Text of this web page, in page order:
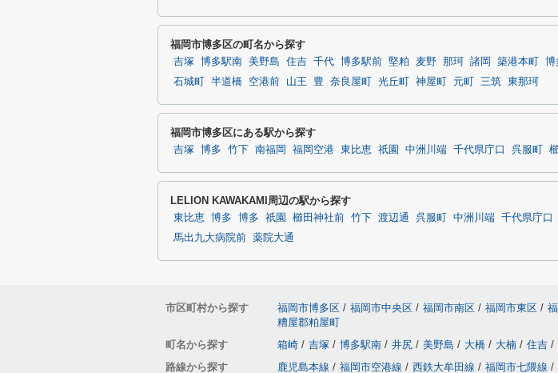
福岡市博多区の町名から探す
吉塚 博多駅南 美野島 住吉 千代 博多駅前 堅粕 麦野 那珂 諸岡 築港本町 博
石城町
半道橋 空港前 山王 豊 奈良屋町 光丘町 神屋町 元町 三筑 東那珂
福岡市博多区にある駅から探す
吉塚 博多 竹下 南福岡 福岡空港 東比恵 祇園 中洲川端 千代県庁口 呉服町
LELION KAWAKAMI周辺の駅から探す
東比恵 博多 博多 祇園 櫛田神社前 竹下 渡辺通 呉服町 中洲川端 千代県庁口
馬出九大病院前 薬院大通
市区町村から探す 福岡市博多区 / 福岡市中央区 / 福岡市南区 / 福岡市東区 /
糟屋郡粕屋町
町名から探す
箱崎 / 吉塚 / 博多駅南 / 井尻 / 美野島 / 大橋 / 大楠 / 住吉 /
路線から探す
鹿児島本線 / 福岡市空港線 / 西鉄大牟田線 / 福岡市七隈線 /